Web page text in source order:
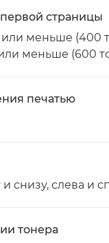
страницы
или меньше (400
или меньше (600
печатью
снизу, слева и
тонера